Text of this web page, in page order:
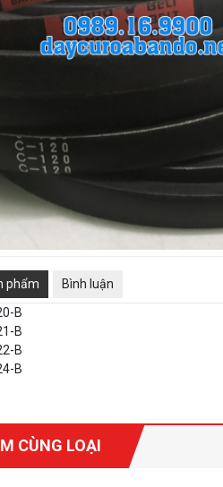
phẩm
Bình luận
B
B
B
B
CÙNG LOẠI